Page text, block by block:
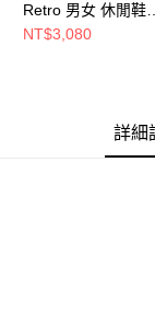
Retro 男女 休閒鞋
39592004
NT$3,080
詳細